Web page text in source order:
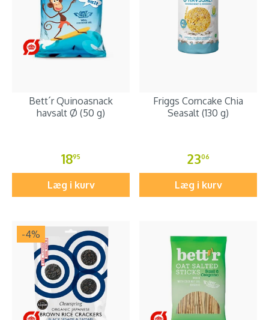
Bett´r Quinoasnack
havsalt Ø (50 g)
1895
Læg i kurv
Friggs Corncake Chia
Seasalt (130 g)
2306
Læg i kurv
-4%